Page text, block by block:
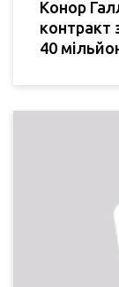
Конор
контракт
40